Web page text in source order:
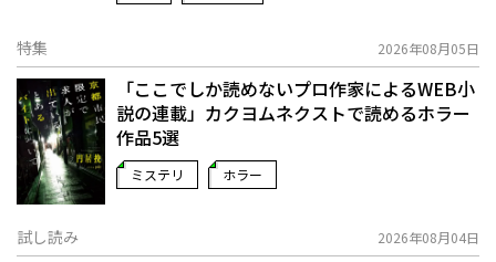
特集 2026年08月05日
「ここでしか読めないプロ作家によるWEB小
説の連載」――カクヨムネクストで読めるホラー
作品5選
ミステリ ホラー
試し読み 2026年08月04日